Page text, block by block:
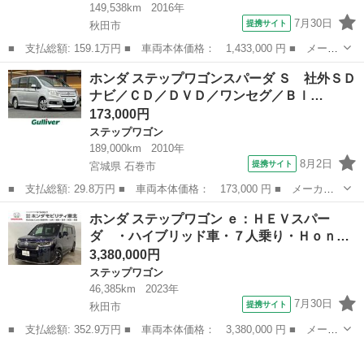
149,538km
2016年
秋田市
提携サイト 7月30日
■ 支払総額: 159.1万円 ■ 車両本体価格： 1,433,000 円 ■ メーカ
ー名： ホンダ ■ 車種名： ステップワゴンスパーダ ■ グレード
名： スパーダ 純正メモリーナビ 純正アルミホイール 両側電動
スライド...
秋田 秋田市 ステップワゴン
ホンダ ステップワゴンスパーダ Ｓ 社外ＳＤ
ナビ／ＣＤ／ＤＶＤ／ワンセグ／Ｂｌ…
173,000円
ステップワゴン
189,000km
2010年
宮城県 石巻市
提携サイト 8月2日
■ 支払総額: 29.8万円 ■ 車両本体価格： 173,000 円 ■ メーカー
名： ホンダ ■ 車種名： ステップワゴンスパーダ ■ グレード
名： Ｓ 社外ＳＤナビ／ＣＤ／ＤＶＤ／ワンセグ／Ｂｌｕｅｔｏｏ
ｔｈ／バックカ...
宮城 ステップワゴン
ホンダ ステップワゴン ｅ：ＨＥＶスパー
ダ ・ハイブリッド車・７人乗り・Ｈｏｎ…
3,380,000円
ステップワゴン
46,385km
2023年
秋田市
提携サイト 7月30日
■ 支払総額: 352.9万円 ■ 車両本体価格： 3,380,000 円 ■ メーカ